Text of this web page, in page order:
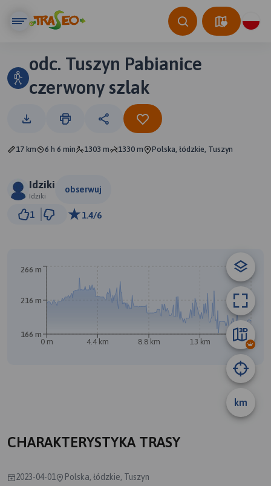
odc. Tuszyn Pabianice
czerwony szlak
17 km 6 h 6 min 1303 m 1330 m Polska, łódzkie, Tuszyn
Idziki
Idziki
obserwuj
1 1.4/6
B
km
0 m 4.4 km 8.8 km 13 km 17 km
166 m
216 m
266 m
CHARAKTERYSTYKA TRASY
2023-04-01 Polska, łódzkie, Tuszyn